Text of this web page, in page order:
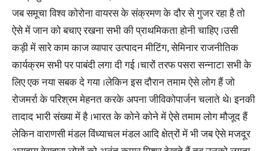
जब समूचा विश्व कोरोना वायरस के संक्रमण के दौर से गुजर रहा है तो
ऐसे में जान को बचाए रखना सभी की प्राथमिकता होनी चाहिए ।उसी
कड़ी में सारे काम काज व्यापार उत्पादन मीटिंग, सेमिनार राजनीतिक
कार्यक्रम सभी पर पाबंदी लगा दी गई ।चारों तरफ पसरा सन्नाटा सभी के
लिए एक नया सबक दे गया ।लेकिन इस दौरान तमाम ऐसे लोग हैं जो
रोजमर्रा के परिश्रम मेहनत करके अपना जीविकोपार्जन चलाते थे। इनकी
तादाद भारी संख्या में है ।भारत के कोने कोने में ऐसे तमाम लोग मौजूद हैं
लेकिन वाराणसी मंडल विंध्याचल मंडल आदि क्षेत्रों में भी जब ऐसे मजदूर